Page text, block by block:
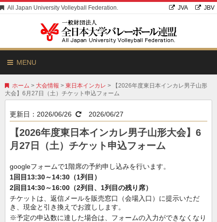
All Japan University Volleyball Federation. JVA JBV
MENU
ホーム > 大会情報 > 東日本インカレ > 【2026年度東日本インカレ男子山形
大会】6月27日（土）チケット申込フォーム
更新日： 2026/06/26 2026/06/27
【2026年度東日本インカレ男子山形大会】6
月27日（土）チケット申込フォーム
googleフォームで1階席の予約申し込みを行います。
1回目13:30～14:30（1列目）
2回目14:30～16:00（2列目、1列目の残り席）
チケットは、返信メールを販売窓口（会場入口）に提示いただ
き、現金と引き換えでお渡しします。
※予定の申込数に達した場合は、フォームの入力ができなくなり